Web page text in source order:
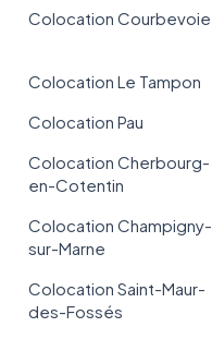
Colocation Courbevoie
Colocation Le Tampon
Colocation Pau
Colocation Cherbourg-
en-Cotentin
Colocation Champigny-
sur-Marne
Colocation Saint-Maur-
des-Fossés